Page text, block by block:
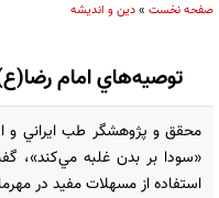
صفحه نخست »دین و اندیشه
توصيه‌هاي امام
محقق و پژوهشگر طب ايراني و
«سودا بر بدن غلبه مي‌کند»،
استفاده از مسهلات مفيد در